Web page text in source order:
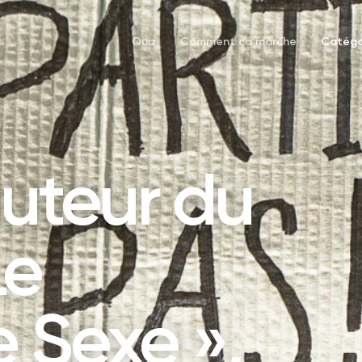
Quiz Comment ça marche
du
Sexe »,